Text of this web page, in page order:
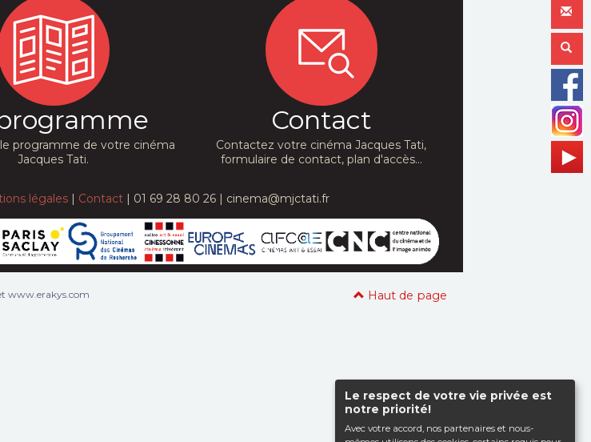
Le respect de votre vie privée est
notre priorité!
Avec votre accord, nos partenaires et nous-
programme de votre cinéma
Jacques Tati.
Contact
Contactez votre cinéma Jacques Tati,
formulaire de contact, plan d'accès...
légales| Contact| 01 69 28 80 26 | cinema@mjctati.fr
Haut de page
www.erakys.com